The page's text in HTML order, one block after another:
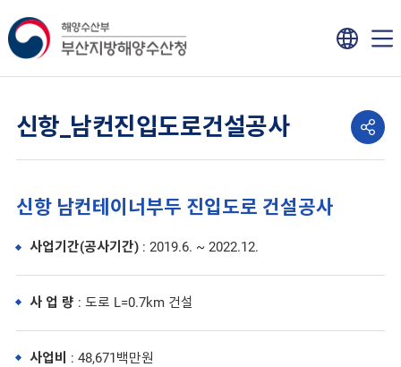
신항_남컨진입도로건설공사
신항 남컨테이너부두 진입도로 건설공사
사업기간(공사기간): 2019.6. ~ 2022.12.
사 업 량 : 도로 L=0.7km 건설
사업비 : 48,671백만원